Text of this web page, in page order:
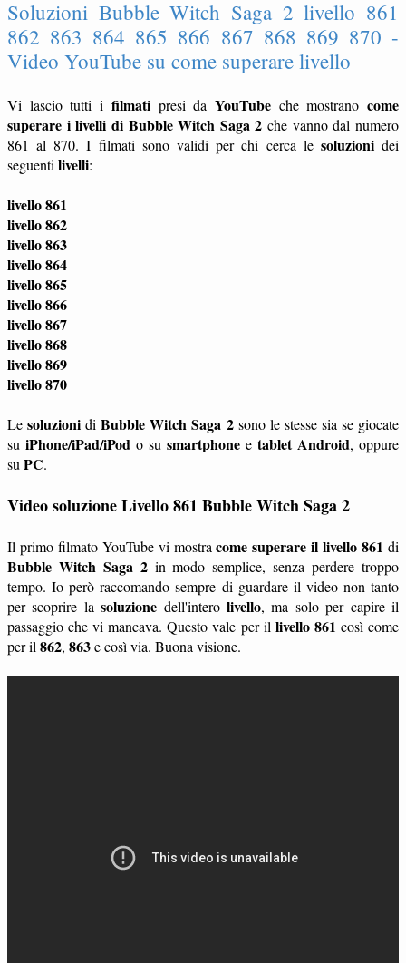
Soluzioni Bubble Witch Saga 2 livello 861
862 863 864 865 866 867 868 869 870 -
Video YouTube su come superare livello
Vi lascio tutti i filmatipresi da YouTubeche mostranocome
superare i livelli di Bubble Witch Saga 2 che vanno dal numero
861 al 870. I filmati sono validi per chi cerca le soluzionidei
seguenti livelli:
livello 861
livello 862
livello 863
livello 864
livello 865
livello 866
livello 867
livello 868
livello 869
livello 870
Lesoluzioni diBubble Witch Saga 2sono le stesse sia se giocate
su iPhone/iPad/iPod o su smartphone e tablet Android, oppure
su PC.
Video soluzione Livello 861 Bubble Witch Saga 2
Il primo filmato YouTube vi mostracome superare il livello 861 di
Bubble Witch Saga 2in modo semplice, senza perdere troppo
tempo. Io però raccomando sempre di guardare il video non tanto
per scoprire lasoluzione dell'interolivello, ma solo per capire il
passaggio che vi mancava. Questo vale per il livello 861 così come
per il 862, 863e così via. Buona visione.